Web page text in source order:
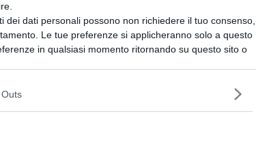
dei dati personali possono non richiedere il tuo consenso,
Le tue preferenze si applicheranno solo a questo
in qualsiasi momento ritornando su questo sito o